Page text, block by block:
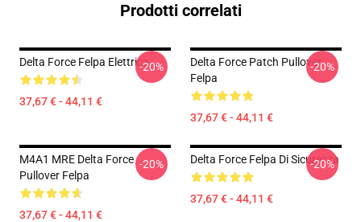
Prodotti correlati
Delta Force Felpa Elettrica
37,67 € - 44,11 €
-20%
Delta Force Patch Pullover
Felpa
37,67 € - 44,11 €
-20%
M4A1 MRE Delta Force
Pullover Felpa
37,67 € - 44,11 €
-20% Delta Force Felpa Di Sicurezza
37,67 € - 44,11 €
-20%